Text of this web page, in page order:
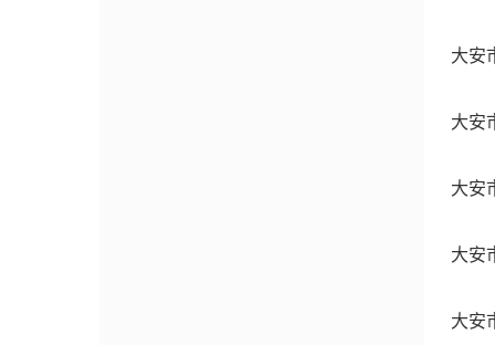
大安
大安
大安
大安
大安